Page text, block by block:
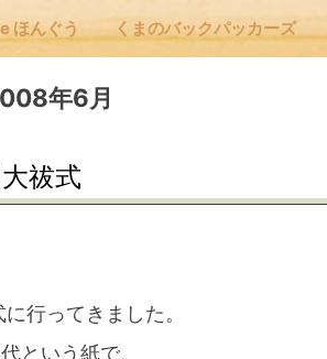
ほんぐう くまのバックパッカーズ
EN
Cafe ほんぐう
年6月
祓式
行ってきました。
という紙で、